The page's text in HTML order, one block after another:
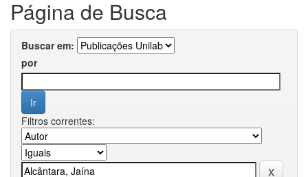
Página de Busca
Buscar em:
por
Filtros correntes: